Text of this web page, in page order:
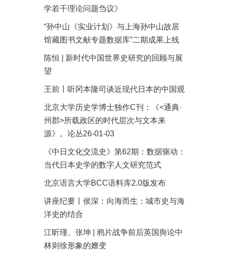
学若干理论问题刍议》
“孙中山《实业计划》与上海孙中山故居
馆藏图书文献专题数据库”二期成果上线
陈恒 | 新时代中国世界史研究的回顾与展
望
王前丨听冈本隆司谈近现代日本的中国观
北京大学历史学博士独作C刊：《<通典·
州郡>所载政区的时代层次与文本来
源》。论丛26-01-03
《中日文化交流史》第62期：数据驱动：
当代日本史学的数字人文研究范式
北京语言大学BCC语料库2.0版发布
讲座纪要丨侯深：向海而生：城市史与海
洋史的结合
江昕瑾、张坤 | 鸦片战争前后英国舆论中
林则徐形象的嬗变